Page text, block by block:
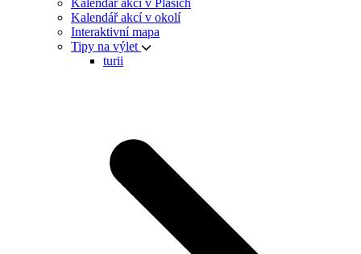
Kalendář akcí v okolí
Interaktivní mapa
Tipy na výlet
turii